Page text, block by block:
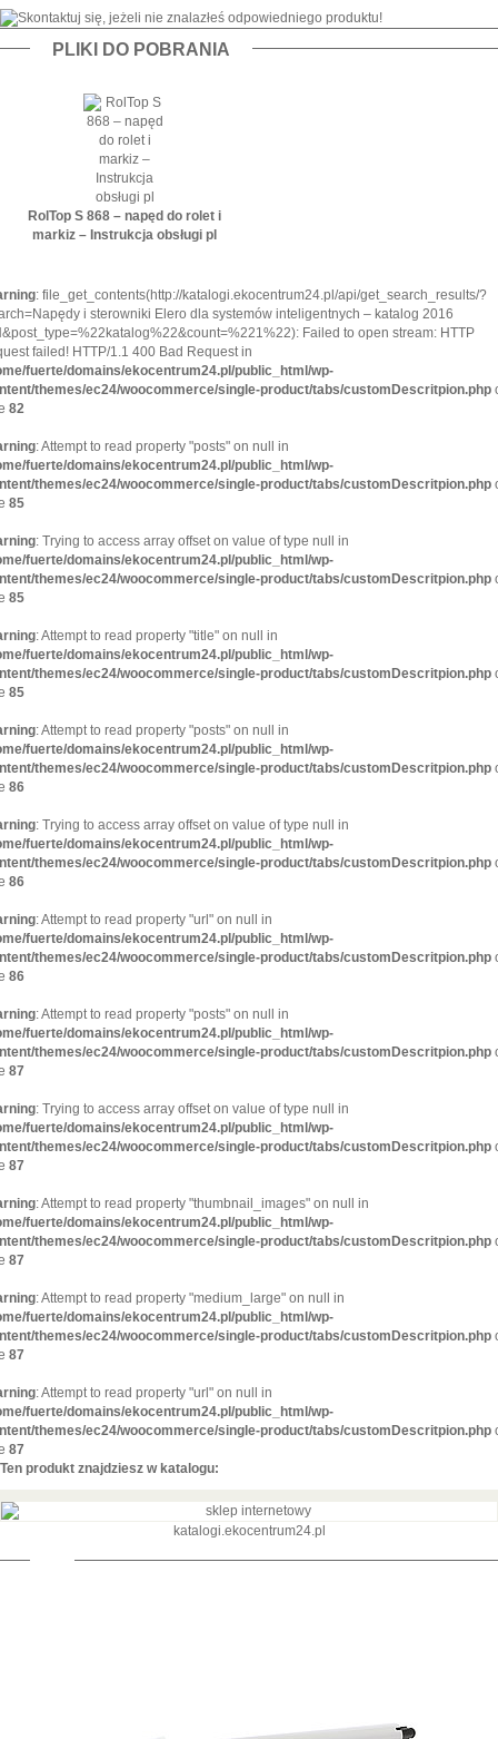
PLIKI DO POBRANIA
RolTop S 868 – napęd do rolet i
markiz – Instrukcja obsługi pl
: file_get_contents(http://katalogi.ekocentrum24.pl/api/get_search_results/?
i sterowniki Elero dla systemów inteligentnych – katalog 2016
Failed to open stream: HTTP
failed! HTTP/1.1 400 Bad Request in
fuerte/domains/ekocentrum24.pl/public_html/wp-
themes/ec24/woocommerce/single-product/tabs/customDescritpion.php
82
: Attempt to read property "posts" on null in
fuerte/domains/ekocentrum24.pl/public_html/wp-
themes/ec24/woocommerce/single-product/tabs/customDescritpion.php
85
: Trying to access array offset on value of type null in
fuerte/domains/ekocentrum24.pl/public_html/wp-
themes/ec24/woocommerce/single-product/tabs/customDescritpion.php
85
: Attempt to read property "title" on null in
fuerte/domains/ekocentrum24.pl/public_html/wp-
themes/ec24/woocommerce/single-product/tabs/customDescritpion.php
85
: Attempt to read property "posts" on null in
fuerte/domains/ekocentrum24.pl/public_html/wp-
themes/ec24/woocommerce/single-product/tabs/customDescritpion.php
86
: Trying to access array offset on value of type null in
fuerte/domains/ekocentrum24.pl/public_html/wp-
themes/ec24/woocommerce/single-product/tabs/customDescritpion.php
86
: Attempt to read property "url" on null in
fuerte/domains/ekocentrum24.pl/public_html/wp-
themes/ec24/woocommerce/single-product/tabs/customDescritpion.php
86
: Attempt to read property "posts" on null in
fuerte/domains/ekocentrum24.pl/public_html/wp-
themes/ec24/woocommerce/single-product/tabs/customDescritpion.php
87
: Trying to access array offset on value of type null in
fuerte/domains/ekocentrum24.pl/public_html/wp-
themes/ec24/woocommerce/single-product/tabs/customDescritpion.php
87
: Attempt to read property "thumbnail_images" on null in
fuerte/domains/ekocentrum24.pl/public_html/wp-
themes/ec24/woocommerce/single-product/tabs/customDescritpion.php
87
: Attempt to read property "medium_large" on null in
fuerte/domains/ekocentrum24.pl/public_html/wp-
themes/ec24/woocommerce/single-product/tabs/customDescritpion.php
87
: Attempt to read property "url" on null in
fuerte/domains/ekocentrum24.pl/public_html/wp-
themes/ec24/woocommerce/single-product/tabs/customDescritpion.php
87
Ten produkt znajdziesz w katalogu:
katalogi.ekocentrum24.pl